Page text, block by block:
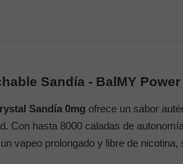
Sandía - BalMY
Sandía 0mg ofrece un sabor
Con hasta 8000 caladas de
vapeo prolongado y libre de